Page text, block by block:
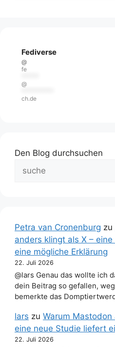
Fediverse
@
fe
@
ch.de
Den Blog durchsuchen
Petra van Cronenburg zu
anders klingt als X –
eine mögliche Erklärung
22. Juli 2026
@lars Genau das wollte ich
dein Beitrag so gefallen,
bemerkte das
lars zu Warum
eine neue Studie liefert
22. Juli 2026